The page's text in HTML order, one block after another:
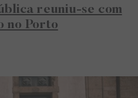
reuniu-se com
no Porto